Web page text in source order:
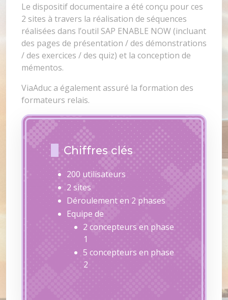
Le dispositif documentaire a été conçu pour ces
2 sites à travers la réalisation de séquences
réalisées dans l’outil SAP ENABLE NOW (incluant
des pages de présentation / des démonstrations
/ des exercices / des quiz) et la conception de
mémentos.
ViaAduc a également assuré la formation des
formateurs relais.
Chiffres clés
200 utilisateurs
2 sites
Déroulement en 2 phases
Equipe de
2 concepteurs en phase
1
5 concepteurs en phase
2